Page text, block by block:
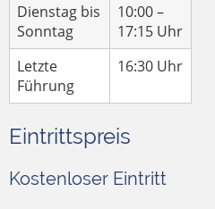
Dienstag bis
Sonntag
10:00 –
17:15 Uhr
Letzte
Führung
16:30 Uhr
Eintrittspreis
Kostenloser Eintritt